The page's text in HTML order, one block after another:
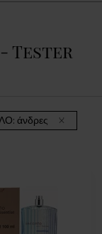
Tester
άνδρες